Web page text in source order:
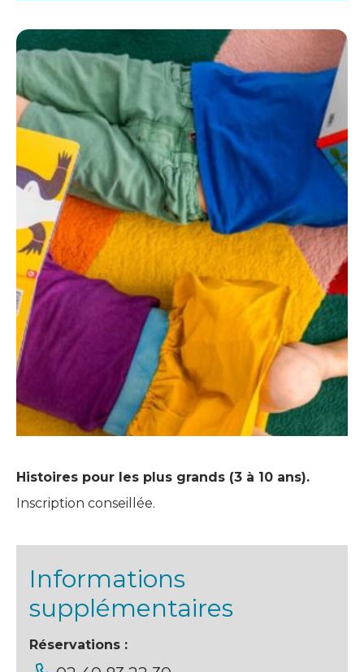
Histoires pour les plus grands (3 à 10 ans).
Inscription conseillée.
Informations
supplémentaires
Réservations :